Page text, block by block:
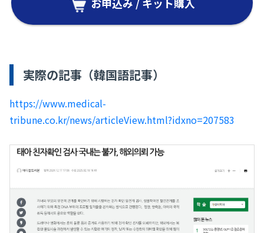
実際の記事（韓国語記事）
https://www.medical-
tribune.co.kr/news/articleView.html?idxno=207583